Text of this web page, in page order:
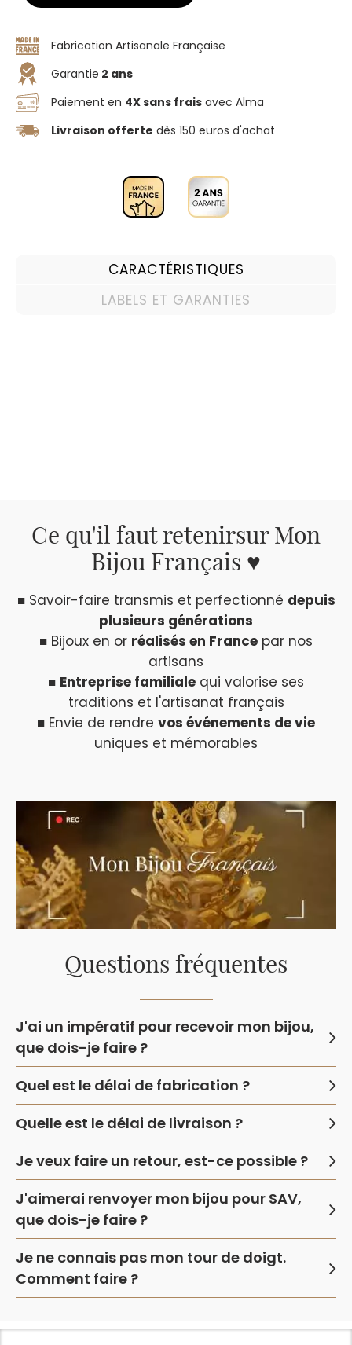
Fabrication Artisanale Française
Garantie 2 ans
Paiement en 4X sans frais avec Alma
Livraison offerte dès 150 euros d'achat
CARACTÉRISTIQUES
LABELS ET GARANTIES
Questions fréquentes
J'ai un impératif pour recevoir mon bijou,
que dois-je faire ?
Quel est le délai de fabrication ?
Quelle est le délai de livraison ?
Je veux faire un retour, est-ce possible ?
J'aimerai renvoyer mon bijou pour SAV,
que dois-je faire ?
Je ne connais pas mon tour de doigt.
Comment faire ?
Ce qu'il faut retenirsur Mon
Bijou Français ♥
■ Savoir-faire transmis et perfectionné depuis
plusieurs générations
■ Bijoux en or réalisés en France par nos
artisans
■ Entreprise familiale qui valorise ses
traditions et l'artisanat français
■ Envie de rendre vos événements de vie
uniques et mémorables